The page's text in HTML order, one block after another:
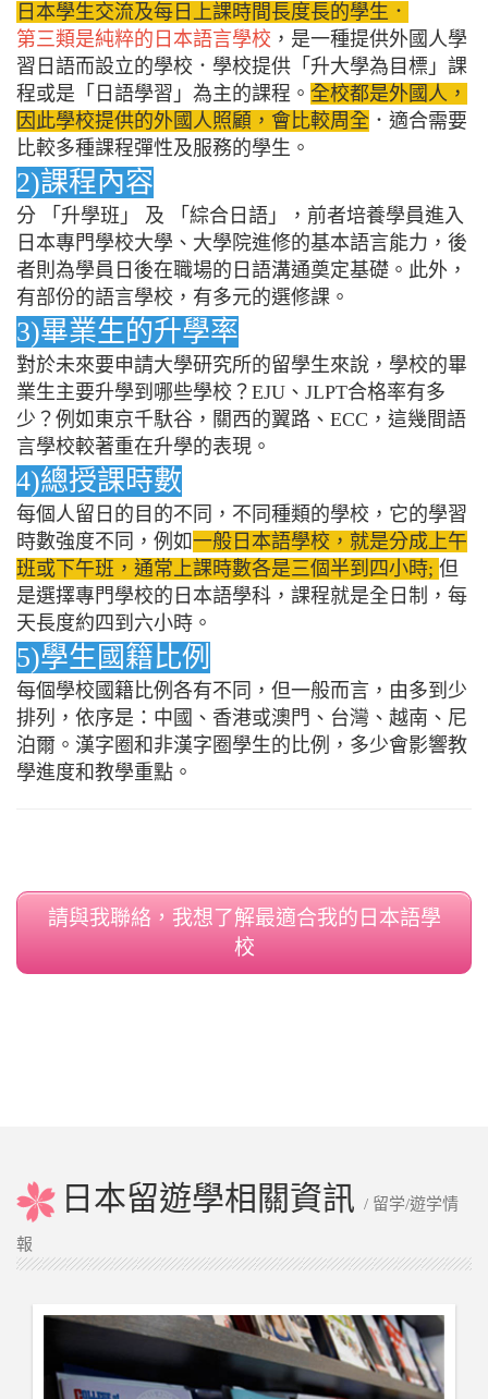
日本學生交流及每日上課時間長度長的學生．
第三類是純粹的日本語言學校 ，是一種提供外國人學
習日語而設立的學校．學校提供「升大學為目標」課
程或是「日語學習」為主的課程。 全校都是外國人，
因此學校提供的外國人照顧，會比較周全 ．適合需要
比較多種課程彈性及服務的學生。
2)課程內容
分 「升學班」 及 「綜合日語」，前者培養學員進入
日本專門學校大學、大學院進修的基本語言能力，後
者則為學員日後在職場的日語溝通奠定基礎。此外，
有部份的語言學校，有多元的選修課。
3)畢業生的升學率
對於未來要申請大學研究所的留學生來說，學校的畢
業生主要升學到哪些學校？EJU、JLPT合格率有多
少？例如東京千馱谷，關西的翼路、ECC，這幾間語
言學校較著重在升學的表現。
4)總授課時數
每個人留日的目的不同，不同種類的學校，它的學習
時數強度不同，例如一般日本語學校，就是分成上午
班或下午班，通常上課時數各是三個半到四小時; 但
是選擇專門學校的日本語學科，課程就是全日制，每
天長度約四到六小時。
5)學生國籍比例
每個學校國籍比例各有不同，但一般而言，由多到少
排列，依序是：中國、香港或澳門、台灣、越南、尼
泊爾。漢字圈和非漢字圈學生的比例，多少會影響教
學進度和教學重點。
請與我聯絡，我想了解最適合我的日本語學
校
日本留遊學相關資訊/ 留学/遊学情
報